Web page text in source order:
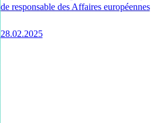
de responsable des Affaires européennes
28.02.2025